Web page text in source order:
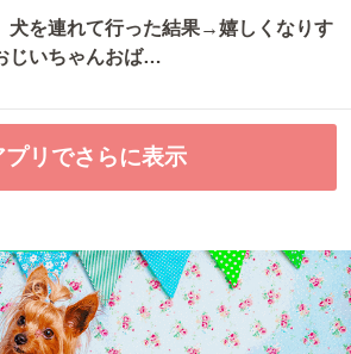
犬を連れて行った結果→嬉しくなりす
じいちゃんおば…
プリでさらに表示